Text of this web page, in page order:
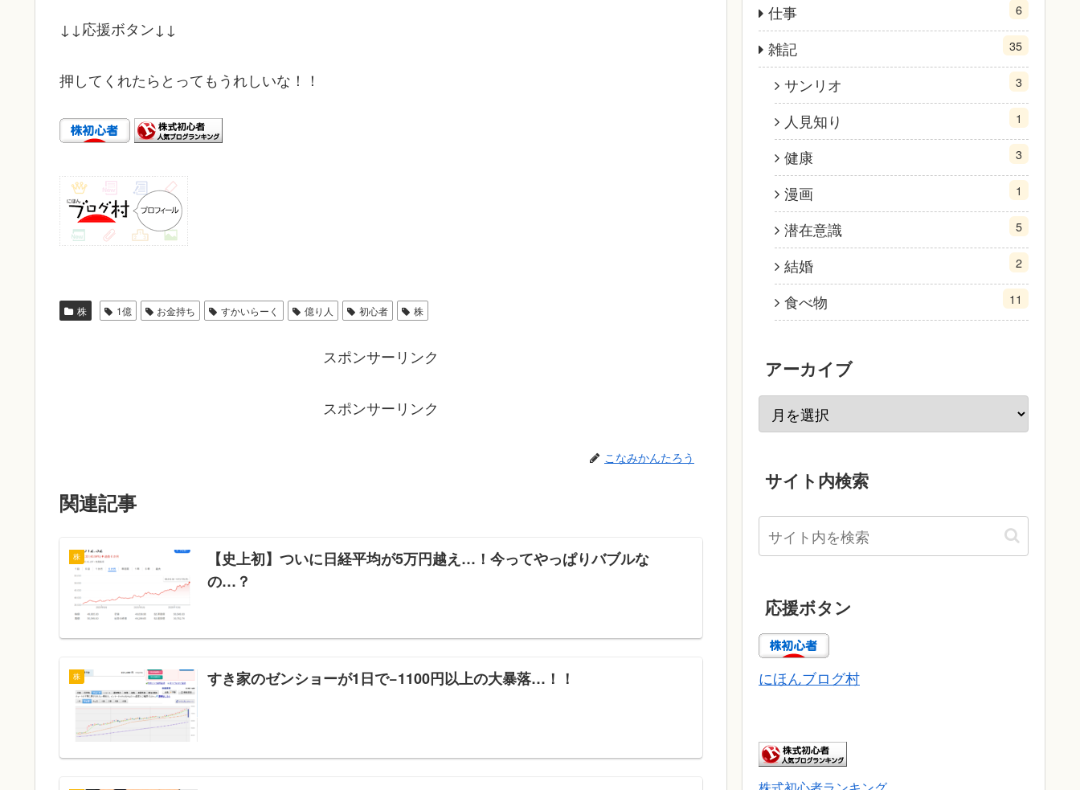
↓↓応援ボタン↓↓
押してくれたらとってもうれしいな！！
株 1億 お金持ち すかいらーく 億り人 初心者 株
スポンサーリンク
スポンサーリンク
こなみかんたろう
関連記事
株
【史上初】ついに日経平均が5万円越え…！今ってやっぱりバブルな
の…？
株 すき家のゼンショーが1日で−1100円以上の大暴落…！！
仕事 6
雑記 35
サンリオ 3
人見知り 1
健康 3
漫画 1
潜在意識 5
結婚 2
食べ物 11
アーカイブ
サイト内検索
応援ボタン
にほんブログ村